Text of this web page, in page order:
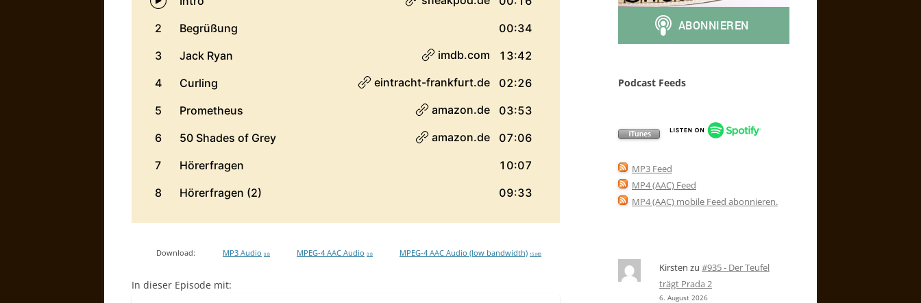
Download: MP3 Audio 0 B MPEG-4 AAC Audio 0 B MPEG-4 AAC Audio (low bandwidth) 15 MB
In dieser Episode mit:
Podcast Feeds
MP3 Feed
MP4 (AAC) Feed
MP4 (AAC) mobile Feed abonnieren.
Kirsten zu #935 - Der Teufel
trägt Prada 2
6. August 2026